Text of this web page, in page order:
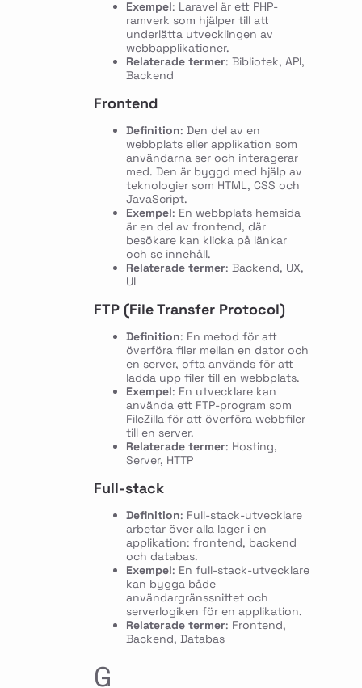
Exempel: Laravel är ett PHP-
ramverk som hjälper till att
underlätta utvecklingen av
webbapplikationer.
Relaterade termer: Bibliotek, API,
Backend
Frontend
Definition: Den del av en
webbplats eller applikation som
användarna ser och interagerar
med. Den är byggd med hjälp av
teknologier som HTML, CSS och
JavaScript.
Exempel: En webbplats hemsida
är en del av frontend, där
besökare kan klicka på länkar
och se innehåll.
Relaterade termer: Backend, UX,
UI
FTP (File Transfer Protocol)
Definition: En metod för att
överföra filer mellan en dator och
en server, ofta används för att
ladda upp filer till en webbplats.
Exempel: En utvecklare kan
använda ett FTP-program som
FileZilla för att överföra webbfiler
till en server.
Relaterade termer: Hosting,
Server, HTTP
Full-stack
Definition: Full-stack-utvecklare
arbetar över alla lager i en
applikation: frontend, backend
och databas.
Exempel: En full-stack-utvecklare
kan bygga både
användargränssnittet och
serverlogiken för en applikation.
Relaterade termer: Frontend,
Backend, Databas
G